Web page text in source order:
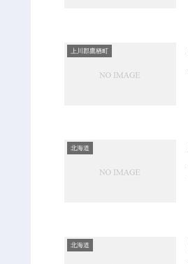
上川郡鷹栖町
北海道
北海道